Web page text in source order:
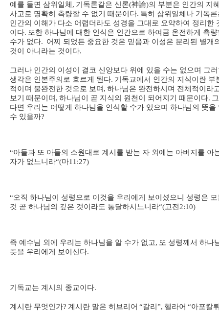
예를 들면 삼위일체 , 기독론같은 신론(神論)의 부분은 인간의 지
사고로 명확히 측량할 수 없기 때문이다. 특히 삼위일체나 기독론
인간의 이해가 다소 어렵더라도 성경을 그대로 요약하여 정리한
이다. 또한 하나님에 대한 인식은 인간으로 하여금 온전하게 측량
수가 없다. 어찌 되었든 중요한 것은 믿음과 이성은 분리된 별개
것이 아니라는 것이다.
그러나 인간의 이성이 결코 신앙보다 위에 있을 수는 없으며 그
생각은 인본주의로 흐르게 된다. 기독교에서 인간의 지식이란 부
적이며 불완전한 것으로 보며 , 하나님은 완전하시며 전체적이라
보기 때문이며 , 하나님이 곧 지식의 원천이 되어지기 때문이다.
다면 우리는 어떻게 하나님을 인식할 수가 있으며 하나님의 뜻을
수 있을까?
“아들과 또 아들의 소원대로 계시를 받는 자 외에는 아버지를 아
자가 없느니라“(마11:27)
“오직 하나님이 성령으로 이것을 우리에게 보이셨으니 성령은 모
것 곧 하나님의 깊은 것이라도 통달하시느니라“(고전 2:10)
즉 예수님 외에 우리는 하나님을 알 수가 없고, 또 성령께서 하나
뜻을 우리에게 보이신다.
기독교는 계시의 종교이다.
계시란 무엇인가? 계시란 말은 히브리어 “갈리 ”, 헬라어 “아포칼